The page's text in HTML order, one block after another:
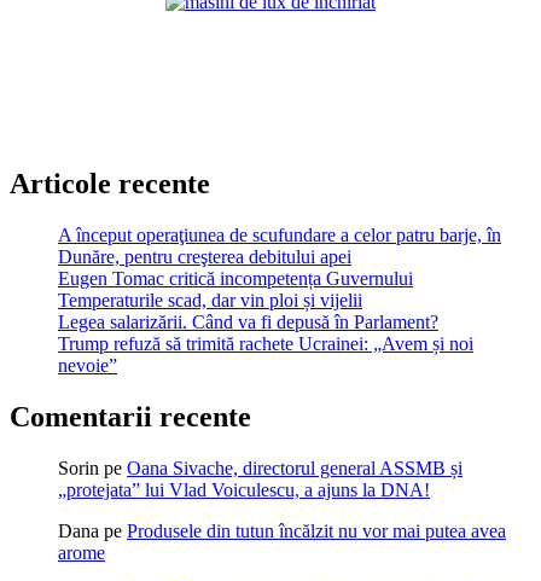
Articole recente
A început operaţiunea de scufundare a celor patru barje, în
Dunăre, pentru creşterea debitului apei
Eugen Tomac critică incompetența Guvernului
Temperaturile scad, dar vin ploi și vijelii
Legea salarizării. Când va fi depusă în Parlament?
Trump refuză să trimită rachete Ucrainei: „Avem și noi
nevoie”
Comentarii recente
Sorin pe Oana Sivache, directorul general ASSMB și
„protejata” lui Vlad Voiculescu, a ajuns la DNA!
Dana pe Produsele din tutun încălzit nu vor mai putea avea
arome